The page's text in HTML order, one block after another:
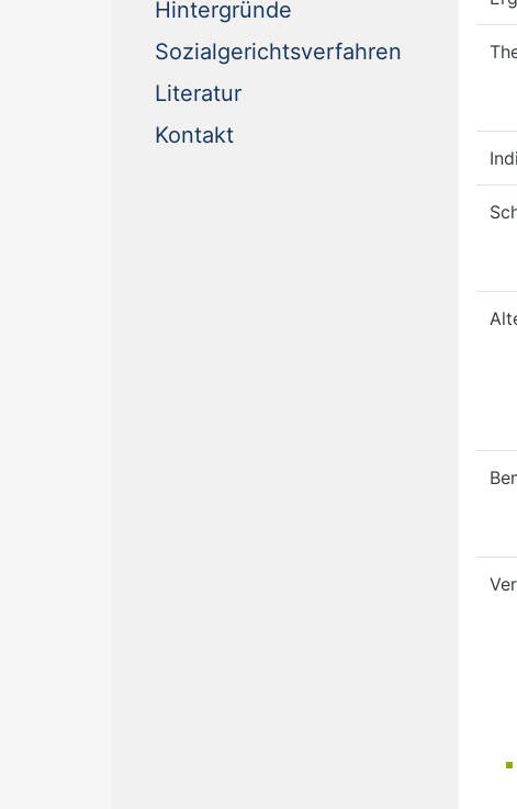
Hintergründe
Sozialgerichtsverfahren
Literatur
Kontakt